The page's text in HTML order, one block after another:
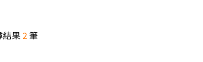
結果2筆